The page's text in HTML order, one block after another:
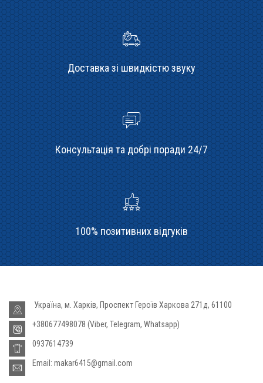
Доставка зі швидкістю звуку
Консультація та добрі поради 24/7
100% позитивних відгуків
Україна, м. Харків, Проспект Героїв Харкова 271д, 61100
+380677498078 (Viber, Telegram, Whatsapp)
0937614739
Email: makar6415@gmail.com